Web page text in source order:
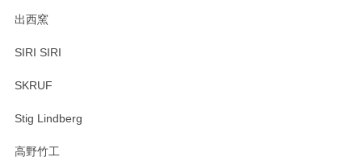
出西窯
SIRI SIRI
SKRUF
Stig Lindberg
高野竹工